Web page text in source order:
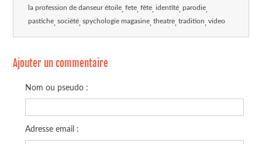
la profession de danseur étoile fete fête identité parodie
pastiche société spychologie magasine theatre tradition video
Ajouter un commentaire
Nom ou pseudo :
Adresse email :